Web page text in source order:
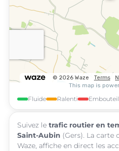
Fluide Ralenti
Suivez le trafic routier en
Saint-Aubin (Gers). La carte
Waze, affiche en direct les